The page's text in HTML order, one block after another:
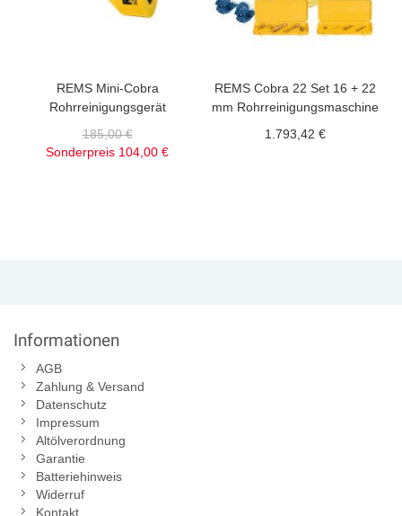
REMS Mini-Cobra
Rohrreinigungsgerät
185,00 €
Sonderpreis 104,00 €
REMS Cobra 22 Set 16 + 22
mm Rohrreinigungsmaschine
1.793,42 €
Informationen
AGB
Zahlung & Versand
Datenschutz
Impressum
Altölverordnung
Garantie
Batteriehinweis
Widerruf
Kontakt